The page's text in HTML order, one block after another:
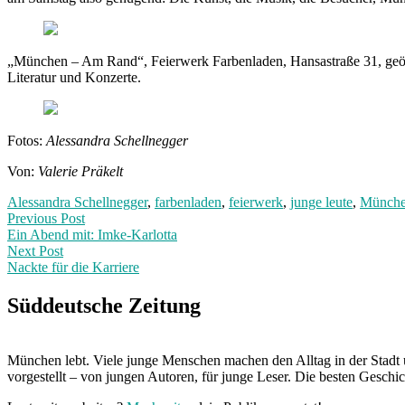
„München – Am Rand“, Feierwerk Farbenladen, Hansastraße 31,
Literatur und Konzerte.
Fotos: Alessandra Schellnegger
Von: Valerie Präkelt
Alessandra Schellnegger, farbenladen, feierwerk, junge leute,
Post
navigation
Previous PostPrevious
post:
Ein Abend mit: Imke-Karlotta
Next Post
Nackte für die Karriere
Post:
Süddeutsche Zeitung
München lebt. Viele junge Menschen machen den Alltag in der
vorgestellt – von jungen Autoren, für junge Leser. Die besten